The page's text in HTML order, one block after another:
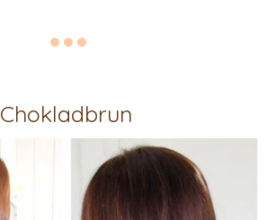
Chokladbrun